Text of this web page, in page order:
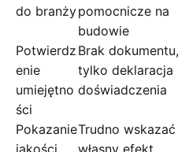
do branżypomocnicze na
budowie
Potwierdz
enie
umiejętno
ści
Brak dokumentu,
tylko deklaracja
doświadczenia
Pokazanie
jakości
Trudno wskazać
własny efekt